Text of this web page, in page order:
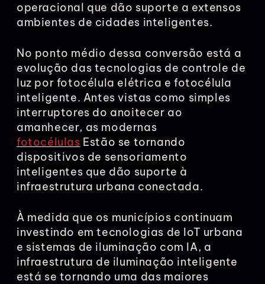
operacional que dão suporte a extensos
ambientes de cidades inteligentes.
No ponto médio dessa conversão está a
evolução das tecnologias de controle de
luz por fotocélula elétrica e fotocélula
inteligente. Antes vistas como simples
interruptores do anoitecer ao
amanhecer, as modernas
fotocélulas Estão se tornando
dispositivos de sensoriamento
inteligentes que dão suporte à
infraestrutura urbana conectada.
À medida que os municípios continuam
investindo em tecnologias de IoT urbana
e sistemas de iluminação com IA, a
infraestrutura de iluminação inteligente
está se tornando uma das maiores